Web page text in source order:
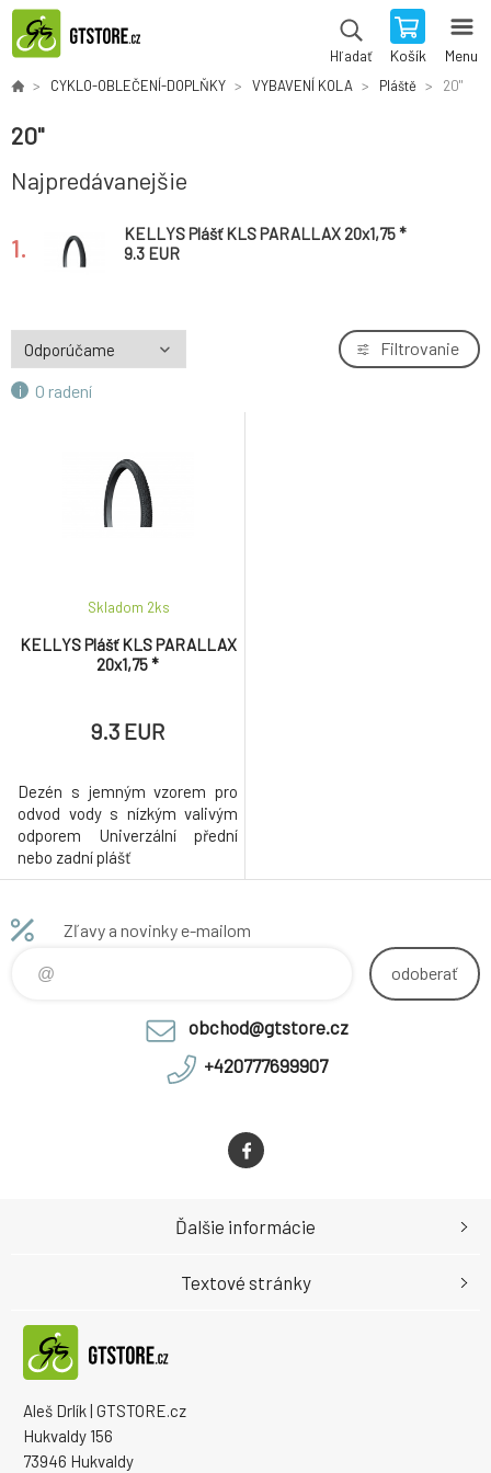
Hľadať Košík Menu
CYKLO-OBLEČENÍ-DOPLŇKY VYBAVENÍ KOLA Pláště 20"
20"
Najpredávanejšie
1.
KELLYS Plášť KLS PARALLAX 20x1,75 *
9.3 EUR
O radení
Filtrovanie
KELLYS Plášť KLS PARALLAX
20x1,75 *
Skladom 2ks
9.3 EUR
Dezén s jemným vzorem pro
odvod vody s nízkým valivým
odporem Univerzální přední
nebo zadní plášť
Zľavy a novinky e-mailom
odoberať
obchod@gtstore.cz
+420777699907
Aleš Drlík | GTSTORE.cz
Hukvaldy 156
73946 Hukvaldy
Ďalšie informácie
Textové stránky